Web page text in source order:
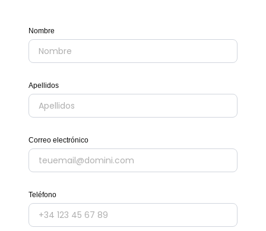
Nombre
Apellidos
Correo electrónico
Teléfono